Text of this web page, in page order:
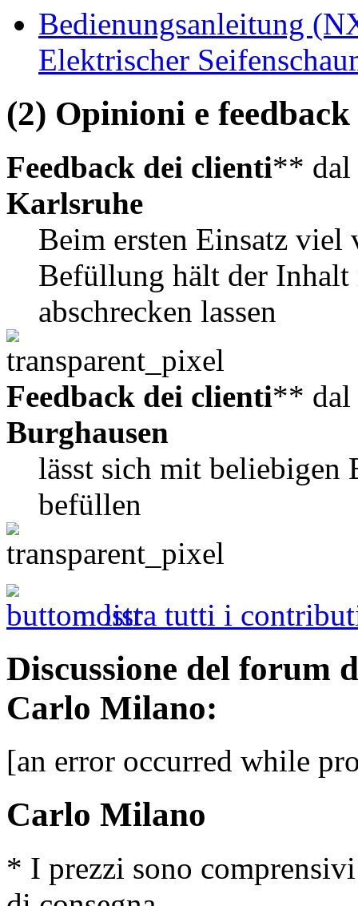
Bedienungsanleitung
Elektrischer
(2) Opinioni e
Feedback dei clienti** dal
Karlsruhe
Beim ersten Einsatz viel
Befüllung hält der Inhalt
abschrecken lassen
Feedback dei clienti** dal
Burghausen
lässt sich mit beliebigen
befüllen
mostra tutti i
Discussione del forum
Carlo Milano:
[an error occurred while
Carlo Milano
* I prezzi sono